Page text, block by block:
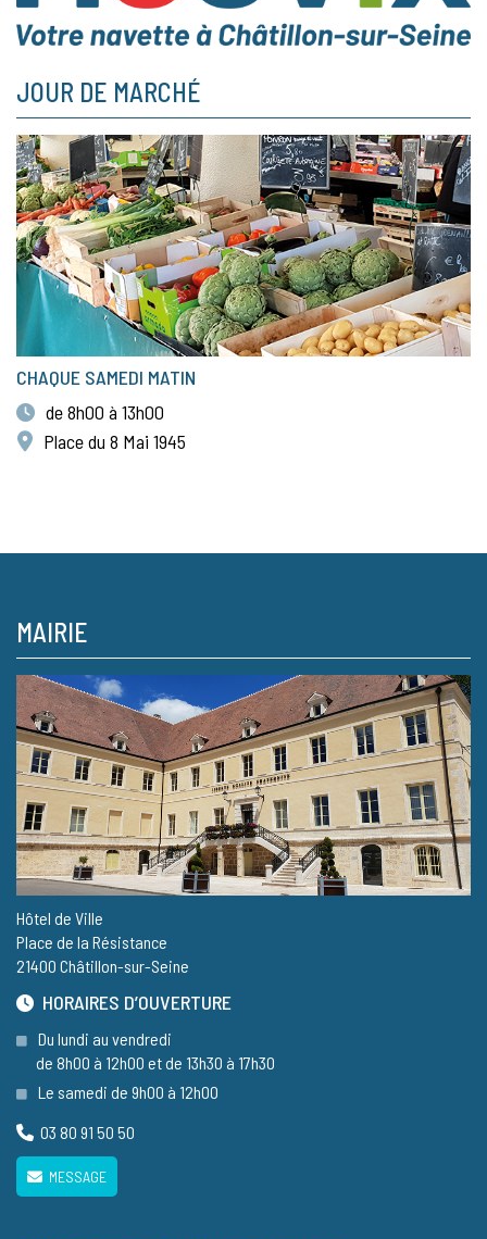
JOUR DE MARCHÉ
CHAQUE SAMEDI MATIN
de 8h00 à 13h00
Place du 8 Mai 1945
MAIRIE
Hôtel de Ville
Place de la Résistance
21400 Châtillon-sur-Seine
HORAIRES D’OUVERTURE
Du lundi au vendredi
de 8h00 à 12h00 et de 13h30 à 17h30
Le samedi de 9h00 à 12h00
03 80 91 50 50
MESSAGE